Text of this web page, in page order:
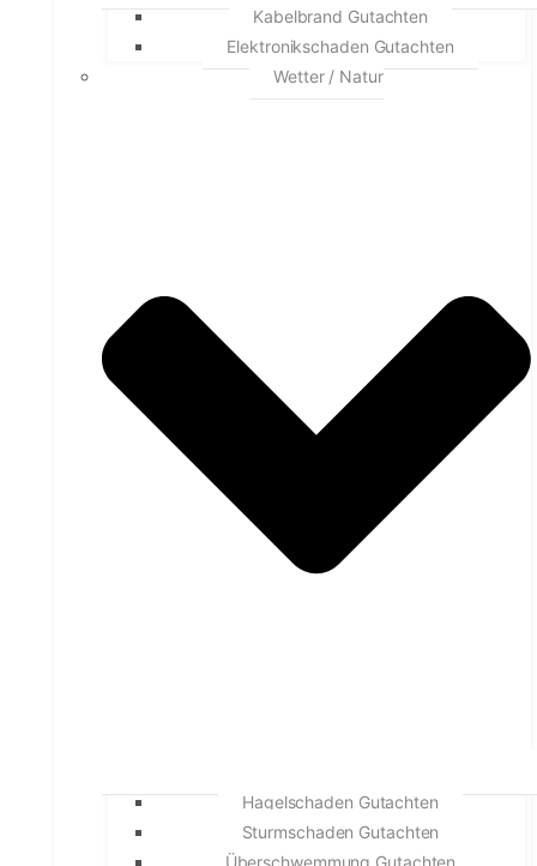
Kabelbrand Gutachten
Elektronikschaden Gutachten
Wetter / Natur
Hagelschaden Gutachten
Sturmschaden Gutachten
Überschwemmung Gutachten